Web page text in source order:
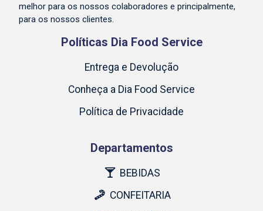
melhor para os nossos colaboradores e principalmente,
para os nossos clientes.
Políticas Dia Food Service
Entrega e Devolução
Conheça a Dia Food Service
Política de Privacidade
Departamentos
BEBIDAS
CONFEITARIA